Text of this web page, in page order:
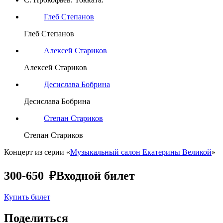
Глеб Степанов
Глеб Степанов
Алексей Стариков
Алексей Стариков
Десислава Бобрина
Десислава Бобрина
Степан Стариков
Степан Стариков
Концерт из серии «Музыкальный салон Екатерины Великой»
300-650 ₽Входной билет
Купить билет
Поделиться